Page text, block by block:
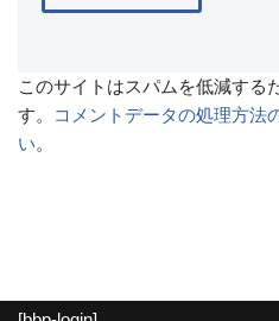
このサイトはスパムを低減する
す。
コメントデータの処理方法
い。